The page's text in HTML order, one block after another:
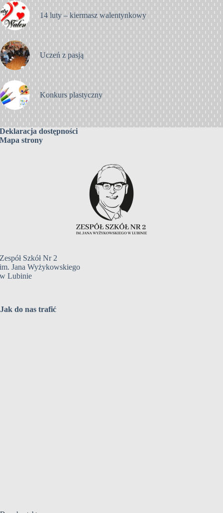
14 luty – kiermasz walentynkowy
Uczeń z pasją
Konkurs plastyczny
Deklaracja dostępności
Mapa strony
Zespół Szkół Nr 2
im. Jana Wyżykowskiego
w Lubinie
Jak do nas trafić